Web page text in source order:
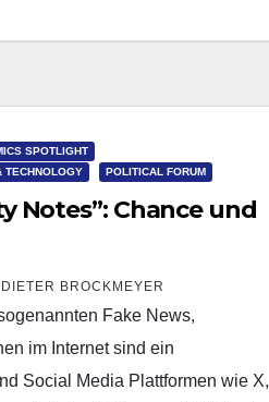
SPOTLIGHT
TECHNOLOGY
POLITICAL FORUM
Notes”: Chance und
DIETER BROCKMEYER
Fake News,
im Internet sind ein
Social Media Plattformen wie X,